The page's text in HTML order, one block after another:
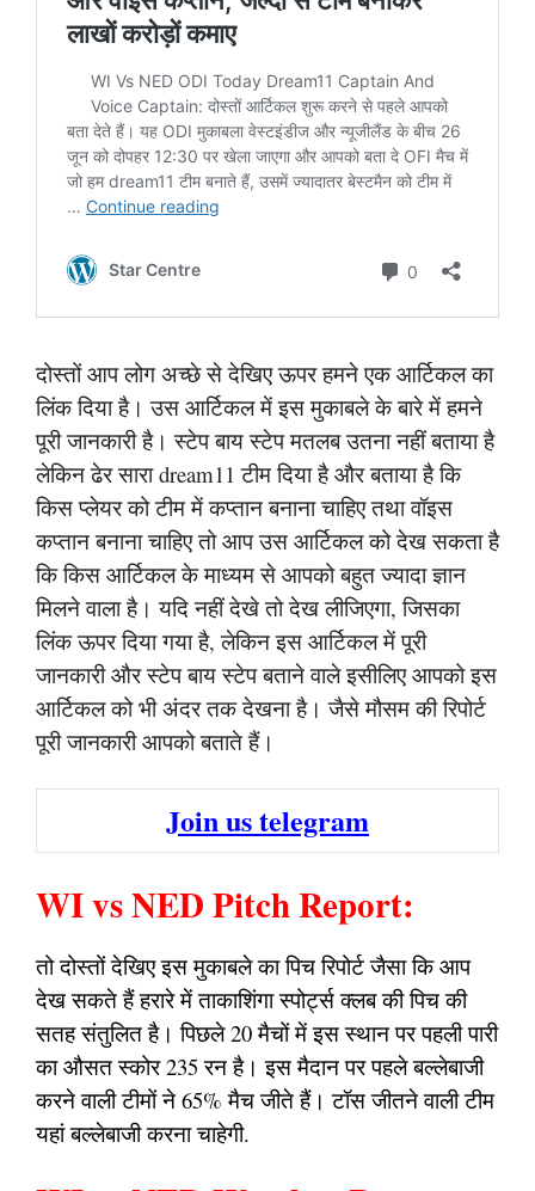
दोस्तों आप लोग अच्छे से देखिए ऊपर हमने एक आर्टिकल का
लिंक दिया है। उस आर्टिकल में इस मुकाबले के बारे में हमने
पूरी जानकारी है। स्टेप बाय स्टेप मतलब उतना नहीं बताया है
लेकिन ढेर सारा dream11 टीम दिया है और बताया है कि
किस प्लेयर को टीम में कप्तान बनाना चाहिए तथा वॉइस
कप्तान बनाना चाहिए तो आप उस आर्टिकल को देख सकता है
कि किस आर्टिकल के माध्यम से आपको बहुत ज्यादा ज्ञान
मिलने वाला है। यदि नहीं देखे तो देख लीजिएगा, जिसका
लिंक ऊपर दिया गया है, लेकिन इस आर्टिकल में पूरी
जानकारी और स्टेप बाय स्टेप बताने वाले इसीलिए आपको इस
आर्टिकल को भी अंदर तक देखना है। जैसे मौसम की रिपोर्ट
पूरी जानकारी आपको बताते हैं।
Join us telegram
WI vs NED Pitch Report:
तो दोस्तों देखिए इस मुकाबले का पिच रिपोर्ट जैसा कि आप
देख सकते हैं हरारे में ताकाशिंगा स्पोर्ट्स क्लब की पिच की
सतह संतुलित है। पिछले 20 मैचों में इस स्थान पर पहली पारी
का औसत स्कोर 235 रन है। इस मैदान पर पहले बल्लेबाजी
करने वाली टीमों ने 65% मैच जीते हैं। टॉस जीतने वाली टीम
यहां बल्लेबाजी करना चाहेगी.